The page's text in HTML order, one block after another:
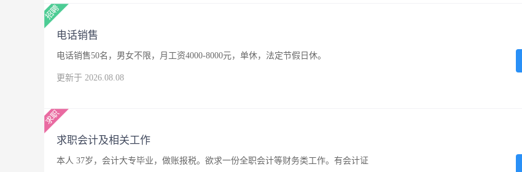
电话销售
电话销售50名，男女不限，月工资4000-8000元，单休，法定节假日休。
更新于 2026.08.08
求职会计及相关工作
本人 37岁，会计大专毕业，做账报税。欲求一份全职会计等财务类工作。有会计证